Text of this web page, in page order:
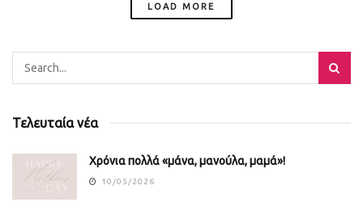
LOAD MORE
Τελευταία νέα
Χρόνια πολλά «μάνα, μανούλα, μαμά»!
10/05/2026